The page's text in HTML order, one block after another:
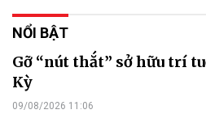
NỔI BẬT
Gỡ “nút thắt” sở hữu trí
Kỳ
09/08/2026 11:06